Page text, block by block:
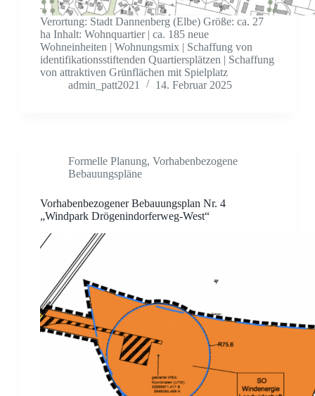
Verortung: Stadt Dannenberg (Elbe) Größe: ca. 27
ha Inhalt: Wohnquartier | ca. 185 neue
Wohneinheiten | Wohnungsmix | Schaffung von
identifikationsstiftenden Quartiersplätzen | Schaffung
von attraktiven Grünflächen mit Spielplatz
admin_patt2021
14. Februar 2025
Formelle Planung, Vorhabenbezogene
Bebauungspläne
Vorhabenbezogener Bebauungsplan Nr. 4
„Windpark Drögenindorferweg-West“